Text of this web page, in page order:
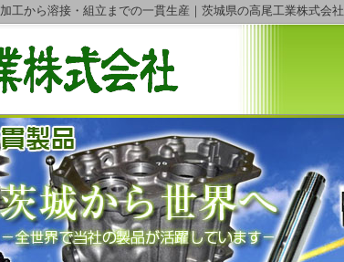
工から溶接・組立までの一貫生産｜茨城県の高尾工業株式会社